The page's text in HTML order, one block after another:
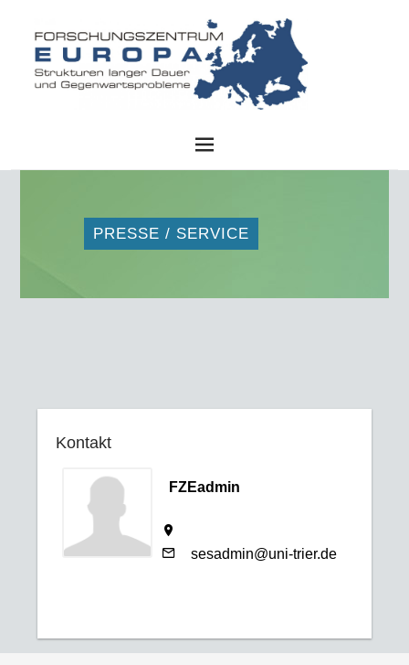
PRESSE / SERVICE
Kontakt
FZEadmin
sesadmin@uni-trier.de